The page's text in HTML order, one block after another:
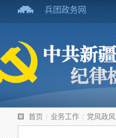
兵团政务网
首页 / 业务工作 / 党风政风